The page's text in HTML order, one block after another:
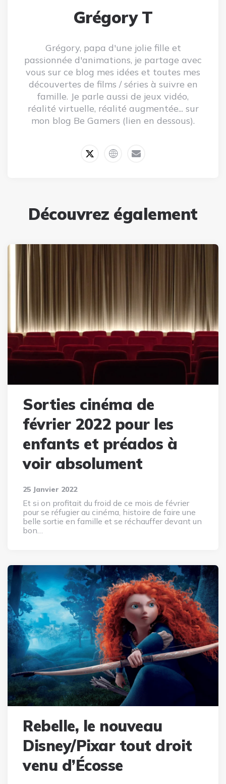
Grégory T
Grégory, papa d'une jolie fille et
passionnée d'animations, je partage avec
vous sur ce blog mes idées et toutes mes
découvertes de films / séries à suivre en
famille. Je parle aussi de jeux vidéo,
réalité virtuelle, réalité augmentée... sur
mon blog Be Gamers (lien en dessous).
Découvrez également
Sorties cinéma de
février 2022 pour les
enfants et préados à
voir absolument
25 Janvier 2022
Et si on profitait du froid de ce mois de février
pour se réfugier au cinéma, histoire de faire une
belle sortie en famille et se réchauffer devant un
bon…
Rebelle, le nouveau
Disney/Pixar tout droit
venu d’Écosse